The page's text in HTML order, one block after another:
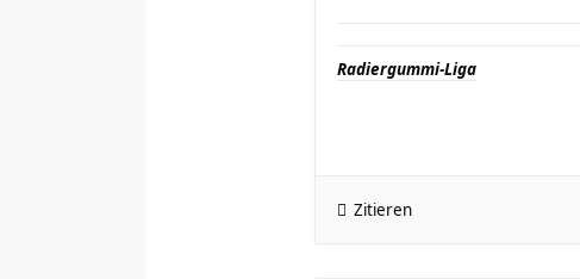
Radiergummi-Liga
Zitieren